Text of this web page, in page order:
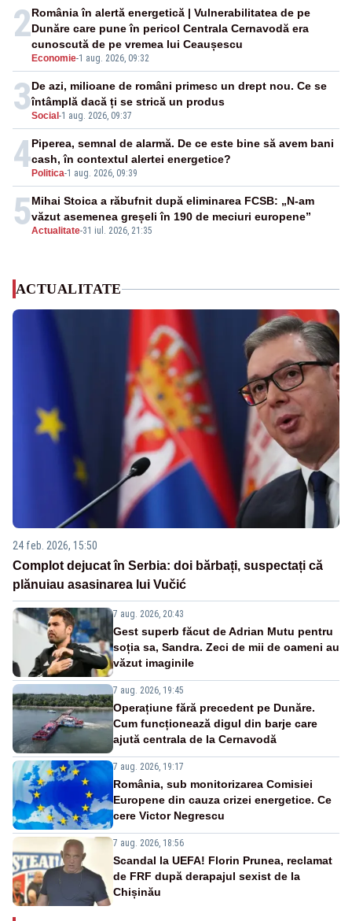
2
Economie-1 aug. 2026, 09:32
România în alertă energetică | Vulnerabilitatea de pe
Dunăre care pune în pericol Centrala Cernavodă era
cunoscută de pe vremea lui Ceaușescu
3Social -1 aug. 2026, 09:37
De azi, milioane de români primesc un drept nou. Ce se
întâmplă dacă ți se strică un produs
4 Politica-1 aug. 2026, 09:39
Piperea, semnal de alarmă. De ce este bine să avem bani
cash, în contextul alertei energetice?
5Actualitate-31 iul. 2026, 21:35
Mihai Stoica a răbufnit după eliminarea FCSB: „N-am
văzut asemenea greșeli în 190 de meciuri europene”
ACTUALITATE
24 feb. 2026, 15:50
Complot dejucat în Serbia: doi bărbați, suspectați că
plănuiau asasinarea lui Vučić
7 aug. 2026, 20:43
Gest superb făcut de Adrian Mutu pentru
soția sa, Sandra. Zeci de mii de oameni au
văzut imaginile
7 aug. 2026, 19:45
Operațiune fără precedent pe Dunăre.
Cum funcționează digul din barje care
ajută centrala de la Cernavodă
7 aug. 2026, 19:17
România, sub monitorizarea Comisiei
Europene din cauza crizei energetice. Ce
cere Victor Negrescu
7 aug. 2026, 18:56
Scandal la UEFA! Florin Prunea, reclamat
de FRF după derapajul sexist de la
Chișinău